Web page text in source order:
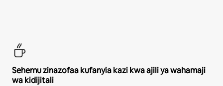
Sehemu zinazofaa kufanyia kazi kwa ajili ya wahamaji
wa kidijitali